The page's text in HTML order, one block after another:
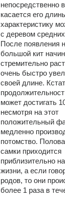
непосредственно
касается его
характеристику
с деревом
После появления
большой кит
стремительно
очень быстро
своей длине.
может достигать
несмотря на этот
положительный
медленно
потомство.
самки приходится
приблизительно
жизни, а если
родов, то они
более 1 раза в